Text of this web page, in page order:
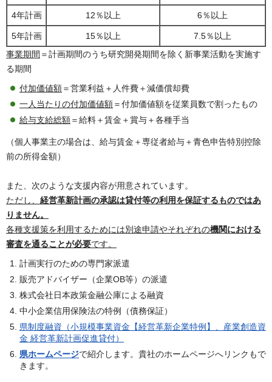
4年計画 12％以上 6％以上
5年計画 15％以上
7.5％以上
事業期間 ＝計画期間のうち研究開発期間を除く新事業活動を実施す
る期間
付加価値額＝営業利益＋人件費＋減価償却費
一人当たりの付加価値額＝付加価値額を従業員数で割ったもの
給与支給総額＝給料＋賃金＋賞与＋各種手当
（個人事業主の場合は、給与賃金＋専従者給与＋青色申告特別控除
前の所得金額）
また、次のような支援内容が用意されています。
ただし、 経営革新計画の承認は貸付等の利用を保証するものではあ
りません。
各種支援策を利用するためには別途申請やそれぞれの機関における
審査を通ることが必要です。
計画実行のための専門家派遣
販売アドバイザー（企業OB等）の派遣
株式会社日本政策金融公庫による融資
中小企業信用保険法の特例（債務保証）
県制度融資（小規模事業資金【経営革新企業特例】、産業創造資
金 経営革新計画促進貸付）
県ホームページで紹介します。貴社のホームページへリンクもで
きます。